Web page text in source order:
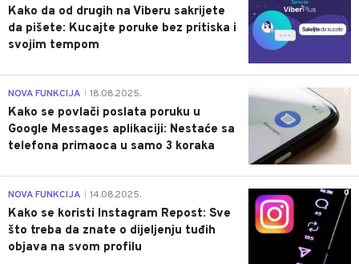
Kako da od drugih na Viberu sakrijete
da pišete: Kucajte poruke bez pritiska i
svojim tempom
0
NOVA FUNKCIJA 18.08.2025.
Kako se povlači poslata poruku u
Google Messages aplikaciji: Nestaće sa
telefona primaoca u samo 3 koraka
0
NOVA FUNKCIJA 14.08.2025.
Kako se koristi Instagram Repost: Sve
što treba da znate o dijeljenju tuđih
objava na svom profilu